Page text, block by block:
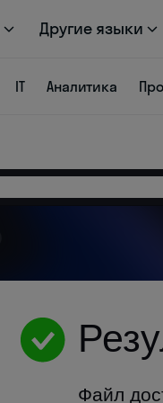
Другие языки
IT Аналитика